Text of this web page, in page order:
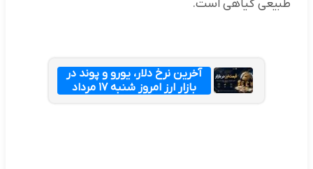
طبیعی گیاهی است.
آخرین نرخ دلار، یورو و پوند در
بازار ارز امروز شنبه ۱۷ مرداد